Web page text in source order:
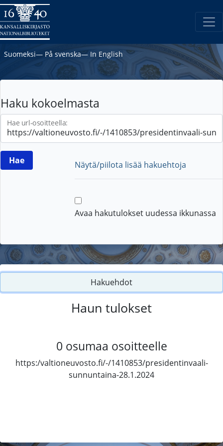
Suomeksi― På svenska― In English
Haku kokoelmasta
Hae url-osoitteella:
Näytä/piilota lisää hakuehtoja
Avaa hakutulokset uudessa ikkunassa
Hakuehdot
Haun tulokset
0 osumaa osoitteelle
https:/valtioneuvosto.fi/-/1410853/presidentinvaali-
sunnuntaina-28.1.2024